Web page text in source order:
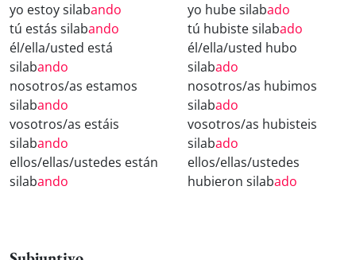
yo estoy silabando
tú estás silabando
él/ella/usted está
silabando
nosotros/as estamos
silabando
vosotros/as estáis
silabando
ellos/ellas/ustedes están
silabando
yo hube silabado
tú hubiste silabado
él/ella/usted hubo
silabado
nosotros/as hubimos
silabado
vosotros/as hubisteis
silabado
ellos/ellas/ustedes
hubieron silabado